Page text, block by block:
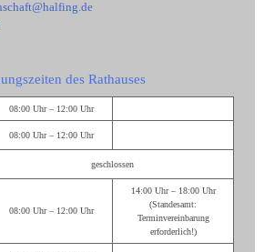
des Rathauses
08:00 Uhr – 12:00 Uhr
08:00 Uhr – 12:00 Uhr
geschlossen
08:00 Uhr – 12:00 Uhr
14:00 Uhr – 18:00 Uhr
(Standesamt:
Terminvereinbarung
erforderlich!)